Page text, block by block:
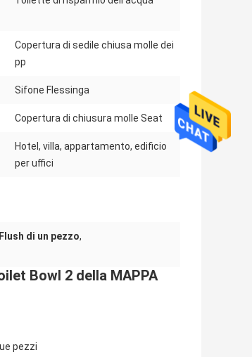
Copertura di sedile chiusa molle dei
pp
Sifone Flessinga
Copertura di chiusura molle Seat
Hotel, villa, appartamento, edificio
per uffici
di un pezzo,
Bowl 2 della MAPPA
pezzi